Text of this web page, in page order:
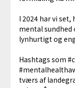
I 2024 har vi
mental
lynhurtigt og
Hashtags som
tværs af